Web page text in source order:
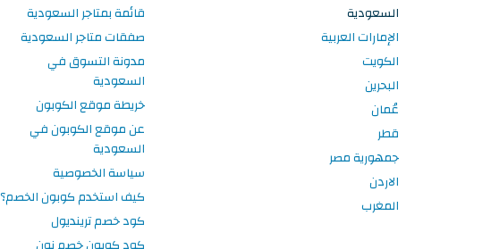
السعودية
الإمارات العربية
الكويت
البحرين
عُمان
قطر
جمهورية مصر
الاردن
المغرب
قائمة بمتاجر السعودية
صفقات متاجر السعودية
مدونة التسوق في
السعودية
خريطة موقع الكوبون
عن موقع الكوبون في
السعودية
سياسة الخصوصية
كيف استخدم كوبون الخصم؟
كود خصم ترينديول